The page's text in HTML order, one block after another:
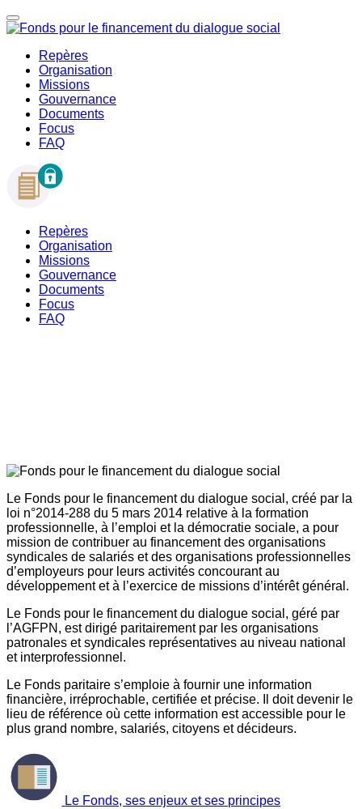
Repères
Organisation
Missions
Gouvernance
Documents
Focus
FAQ
Repères
Organisation
Missions
Gouvernance
Documents
Focus
FAQ
Le Fonds pour le financement du dialogue social, créé par la
loi n°2014-288 du 5 mars 2014 relative à la formation
professionnelle, à l’emploi et la démocratie sociale, a pour
mission de contribuer au financement des organisations
syndicales de salariés et des organisations professionnelles
d’employeurs pour leurs activités concourant au
développement et à l’exercice de missions d’intérêt général.
Le Fonds pour le financement du dialogue social, géré par
l’AGFPN, est dirigé paritairement par les organisations
patronales et syndicales représentatives au niveau national
et interprofessionnel.
Le Fonds paritaire s’emploie à fournir une information
financière, irréprochable, certifiée et précise. Il doit devenir le
lieu de référence où cette information est accessible pour le
plus grand nombre, salariés, citoyens et décideurs.
Le Fonds, ses enjeux et ses principes